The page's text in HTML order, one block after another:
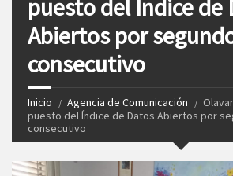
puesto del Índice de
Abiertos por
consecutivo
Inicio Agencia de Comunicación
puesto del Índice de Datos Abiertos por
consecutivo